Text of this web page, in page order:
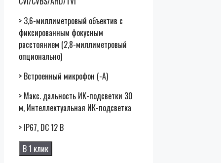
> 3,6-миллиметровый объектив с
фиксированным фокусным
расстоянием (2,8-миллиметровый
опционально)
> Встроенный микрофон (-A)
> Макс. дальность ИК-подсветки 30
м, Интеллектуальная ИК-подсветка
> IP67, DC 12 В
В 1 клик